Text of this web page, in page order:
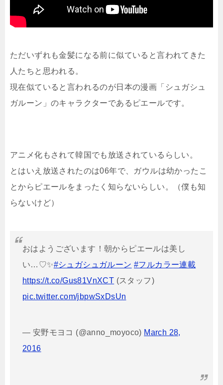
ただいずれも金髪になる前に似ていると言われてきた
人たちと思われる。
現在似ていると言われるのが日本の漫画「シュガシュ
ガルーン」のキャラクターであるピエールです。
アニメ化もされて韓国でも放送されているらしい。
とはいえ放送されたのは06年で、ガウルは幼かったこ
とからピエールをまったく知らないらしい。（僕も知
らないけど）
おはようございます！朝からピエールは美し
い…♡✨#シュガシュガルーン #フルカラー連載
https://t.co/Gus81VnXCT (スタッフ)
pic.twitter.com/jbpwSxDsUn
— 安野モヨコ (@anno_moyoco) March 28,
2016